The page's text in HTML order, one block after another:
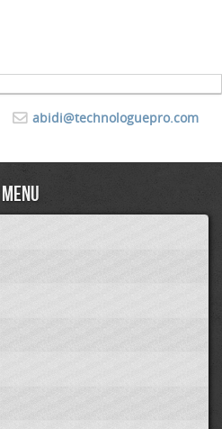
abidi@technologuepro.com
Menu